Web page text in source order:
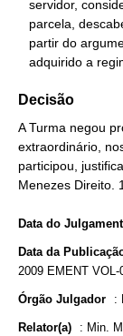
adquirido a
Decisão
A Turma negou
extraordinário,
participou,
Menezes Direito.
Data do
Data da
2009 EMENT VOL-
Órgão Julgador :
Relator(a) : Min.